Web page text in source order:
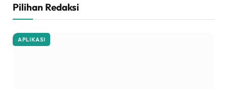
Pilihan Redaksi
APLIKASI